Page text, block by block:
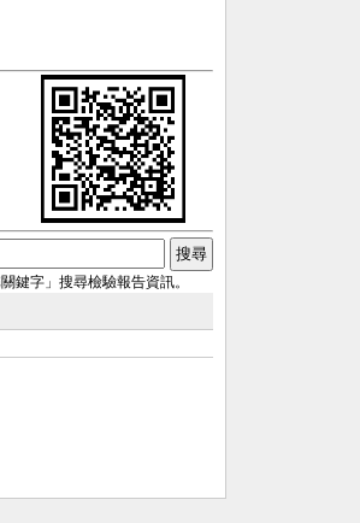
鍵字」搜尋檢驗報告資訊。